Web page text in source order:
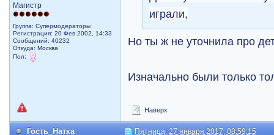
Магистр
Группа: Супермодераторы
Регистрация: 20 Фев 2002, 14:33
Сообщений: 40232
Откуда: Москва
Пол:
играли,
Но ты ж не уточнила про
Изначально были только
Наверх
Гость_Натка Пятница, 27 января 2017, 08:59:15